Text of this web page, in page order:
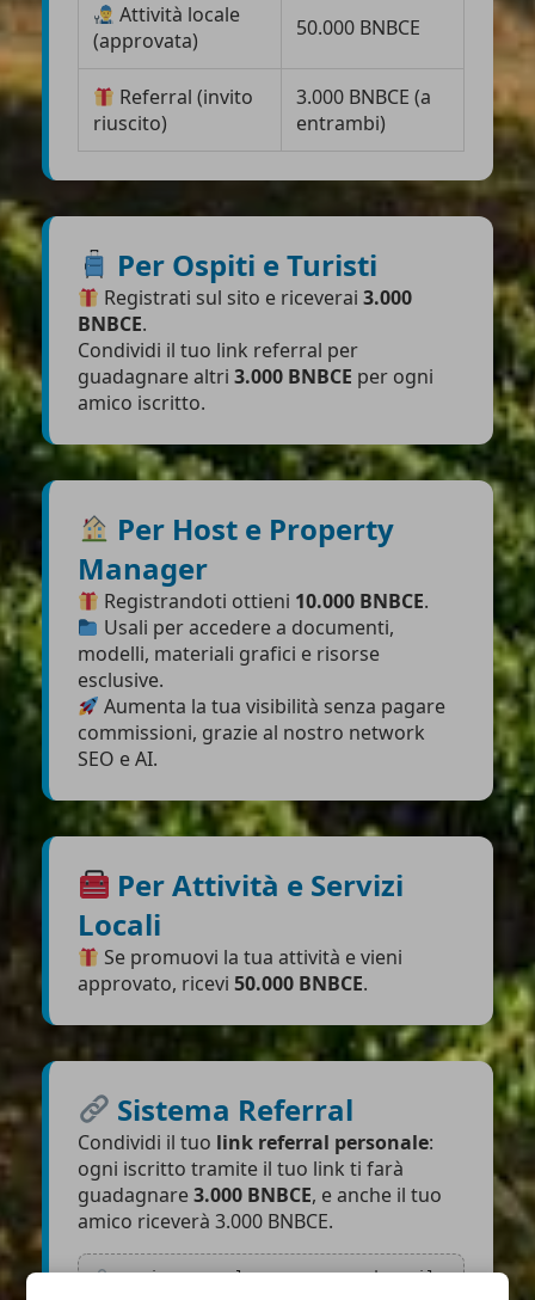
Attività locale
(approvata)
50.000 BNBCE
Referral (invito
riuscito)
3.000 BNBCE (a
entrambi)
Per Ospiti e Turisti
Registrati sul sito e riceverai3.000
BNBCE.
Condividi il tuo link referral per
guadagnare altri 3.000 BNBCE per ogni
amico iscritto.
Per Host e Property
Manager
Registrandoti ottieni 10.000 BNBCE.
Usali per accedere a documenti,
modelli, materiali grafici e risorse
esclusive.
Aumenta la tua visibilità senza pagare
commissioni, grazie al nostro network
SEO e AI.
Per Attività e Servizi
Locali
Se promuovi la tua attività e vieni
approvato, ricevi 50.000 BNBCE.
Sistema Referral
Condividi il tuo link referral personale:
ogni iscritto tramite il tuo link ti farà
guadagnare3.000 BNBCE, e anche il tuo
amico riceverà 3.000 BNBCE.
Devi essere loggato per vedere il